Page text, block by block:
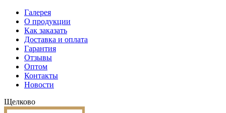
Галерея
О продукции
Как заказать
Доставка и оплата
Гарантия
Отзывы
Оптом
Контакты
Новости
Щелково